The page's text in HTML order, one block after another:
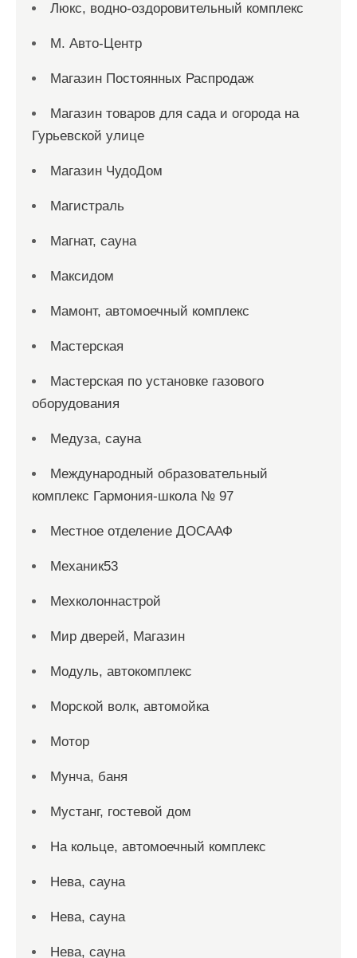
Люкс, водно-оздоровительный комплекс
М. Авто-Центр
Магазин Постоянных Распродаж
Магазин товаров для сада и огорода на
Гурьевской улице
Магазин ЧудоДом
Магистраль
Магнат, сауна
Максидом
Мамонт, автомоечный комплекс
Мастерская
Мастерская по установке газового
оборудования
Медуза, сауна
Международный образовательный
комплекс Гармония-школа № 97
Местное отделение ДОСААФ
Механик53
Мехколоннастрой
Мир дверей, Магазин
Модуль, автокомплекс
Морской волк, автомойка
Мотор
Мунча, баня
Мустанг, гостевой дом
На кольце, автомоечный комплекс
Нева, сауна
Нева, сауна
Нева, сауна